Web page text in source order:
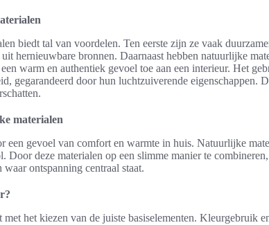
biedt tal van voordelen. Ten eerste zijn ze vaak
hernieuwbare bronnen. Daarnaast hebben natuurlijke
warm en authentiek gevoel toe aan een interieur. Het
gegarandeerd door hun luchtzuiverende eigenschappen.
materialen
een gevoel van comfort en warmte in huis. Natuurlijke
Door deze materialen op een slimme manier te
ontspanning centraal staat.
met het kiezen van de juiste basiselementen. Kleurgebruik